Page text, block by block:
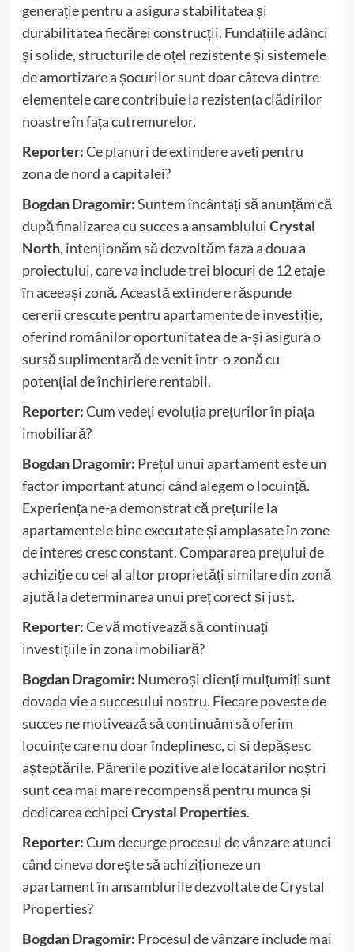
generație pentru a asigura stabilitatea și
durabilitatea fiecărei construcții. Fundațiile adânci
și solide, structurile de oțel rezistente și sistemele
de amortizare a șocurilor sunt doar câteva dintre
elementele care contribuie la rezistența clădirilor
noastre în fața cutremurelor.
Reporter:Ce planuri de extindere aveți pentru
zona de nord a capitalei?
Bogdan Dragomir:Suntem încântați să anunțăm că
după finalizarea cu succes a ansambluluiCrystal
North, intenționăm să dezvoltăm faza a doua a
proiectului, care va include trei blocuri de 12 etaje
în aceeași zonă. Această extindere răspunde
cererii crescute pentru apartamente de investiție,
oferind românilor oportunitatea de a-și asigura o
sursă suplimentară de venit într-o zonă cu
potențial de închiriere rentabil.
Reporter:Cum vedeți evoluția prețurilor în piața
imobiliară?
Bogdan Dragomir: Prețul unui apartament este un
factor important atunci când alegem o locuință.
Experiența ne-a demonstrat că prețurile la
apartamentele bine executate și amplasate în zone
de interes cresc constant. Compararea prețului de
achiziție cu cel al altor proprietăți similare din zonă
ajută la determinarea unui preț corect și just.
Reporter:Ce vă motivează să continuați
investițiile în zona imobiliară?
Bogdan Dragomir: Numeroși clienți mulțumiți sunt
dovada vie a succesului nostru. Fiecare poveste de
succes ne motivează să continuăm să oferim
locuințe care nu doar îndeplinesc, ci și depășesc
așteptările. Părerile pozitive ale locatarilor noștri
sunt cea mai mare recompensă pentru munca și
dedicarea echipeiCrystal Properties.
Reporter:Cum decurge procesul de vânzare atunci
când cineva dorește să achiziționeze un
apartament în ansamblurile dezvoltate de Crystal
Properties?
Bogdan Dragomir: Procesul de vânzare include mai